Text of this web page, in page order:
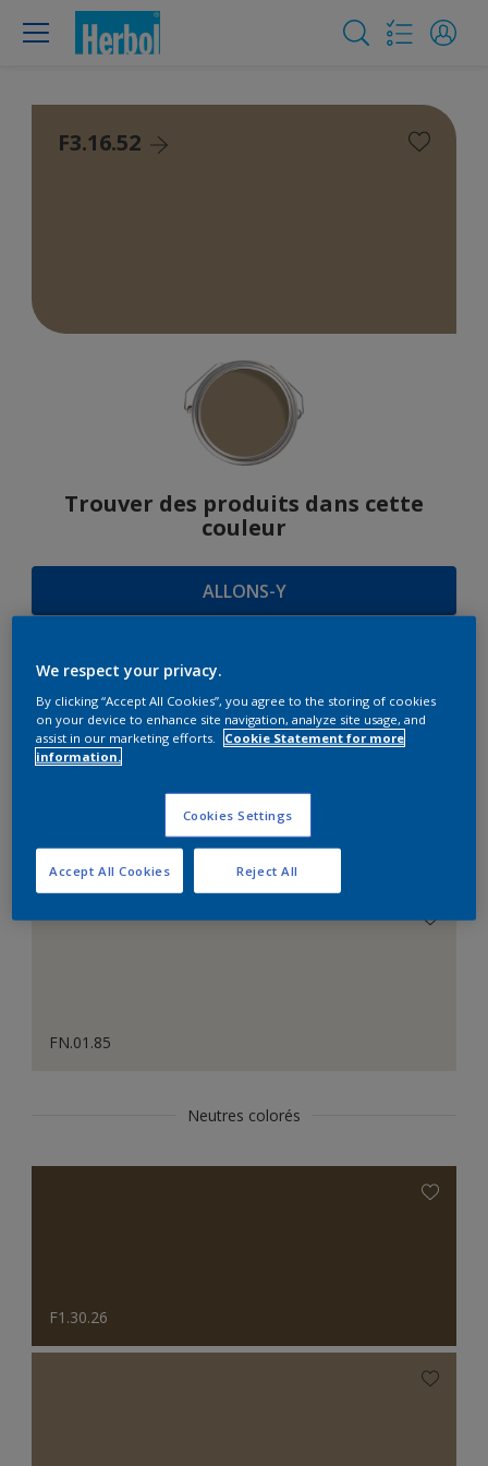
F3.16.52
Trouver des produits dans cette
couleur
ALLONS-Y
SUGGESTIONS
D'HARMONIES
Le Blanc Parfait
FN.01.85
Neutres colorés
F1.30.26
We respect your privacy.
By clicking “Accept All Cookies”, you agree to the storing of cookies
on your device to enhance site navigation, analyze site usage, and
assist in our marketing efforts.
Cookie Statement for more
information.
Cookies Settings
Reject All
Accept All Cookies